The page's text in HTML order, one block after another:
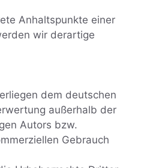
Anhaltspunkte einer
wir derartige
dem deutschen
außerhalb der
Autors bzw.
Gebrauch